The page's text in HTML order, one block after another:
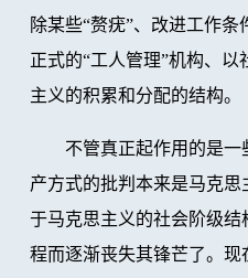
除某些“赘疣”、改进工作
正式的“工人管理”机构、
主义的积累和分配的结构。
不管真正起作用的是一
产方式的批判本来是马克
于马克思主义的社会阶级
程而逐渐丧失其锋芒了。